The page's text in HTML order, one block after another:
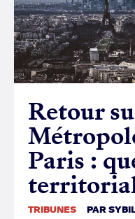
Retour
Paris :
TRIBUNES PAR